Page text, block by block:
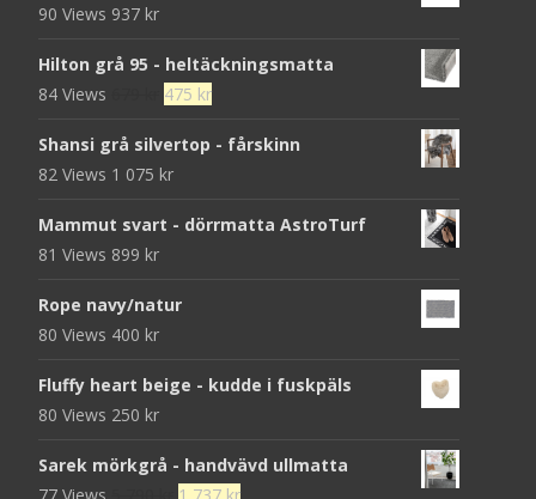
90 Views 937 kr
Hilton grå 95 - heltäckningsmatta
84 Views
Det
priset
var:
475 krDet
priset
Shansi grå silvertop - fårskinn
82 Views 1 075 kr
Mammut svart - dörrmatta AstroTurf
81 Views 899 kr
Rope navy/natur
80 Views 400 kr
Fluffy heart beige - kudde i fuskpäls
80 Views 250 kr
Sarek mörkgrå - handvävd ullmatta
77 Views
Det
1 737 krDet